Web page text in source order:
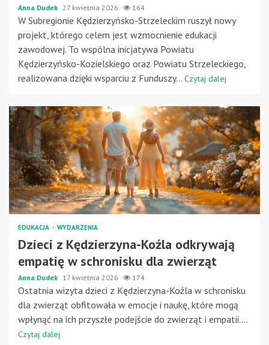
Anna Dudek 27 kwietnia 2026 164
W Subregionie Kędzierzyńsko-Strzeleckim ruszył nowy
projekt, którego celem jest wzmocnienie edukacji
zawodowej. To wspólna inicjatywa Powiatu
Kędzierzyńsko-Kozielskiego oraz Powiatu Strzeleckiego,
realizowana dzięki wsparciu z Funduszy... Czytaj dalej
EDUKACJA WYDARZENIA
Dzieci z Kędzierzyna-Koźla odkrywają
empatię w schronisku dla zwierząt
Anna Dudek 17 kwietnia 2026 174
Ostatnia wizyta dzieci z Kędzierzyna-Koźla w schronisku
dla zwierząt obfitowała w emocje i naukę, które mogą
wpłynąć na ich przyszłe podejście do zwierząt i empatii....
Czytaj dalej